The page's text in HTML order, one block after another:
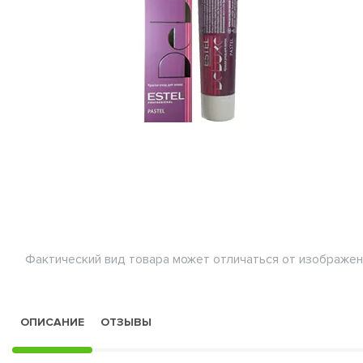
Фактический вид товара может отличаться от
ОПИСАНИЕ ОТЗЫВЫ